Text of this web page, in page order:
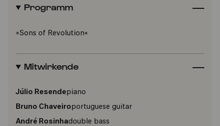
Programm
»Sons of Revolution«
Mitwirkende
Júlio Resendepiano
Bruno Chaveiroportuguese guitar
André Rosinhadouble bass